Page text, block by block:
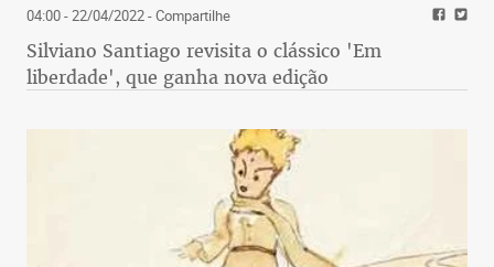
04:00 - 22/04/2022- Compartilhe
Silviano Santiago revisita o clássico 'Em
liberdade', que ganha nova edição